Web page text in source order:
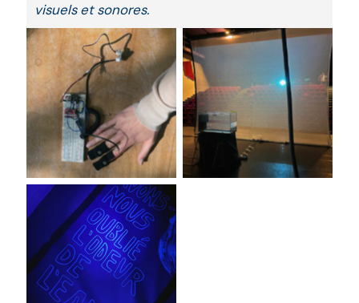
visuels et sonores.
Aucune légende Aucune légende
Aucune légende